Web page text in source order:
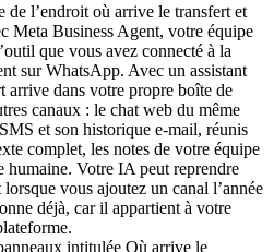
de l’endroit où arrive le transfert et
Meta Business Agent, votre équipe
que vous avez connecté à la
sur WhatsApp. Avec un assistant
arrive dans votre propre boîte de
canaux : le chat web du même
et son historique e-mail, réunis
complet, les notes de votre équipe
humaine. Votre IA peut reprendre
vous ajoutez un canal l’année
déjà, car il appartient à votre